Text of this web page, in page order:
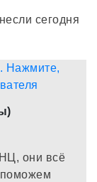
сегодня
они всё
поможем